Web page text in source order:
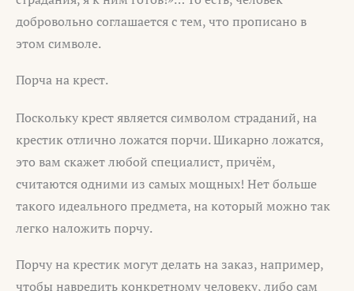
добровольно соглашается с тем, что прописано в
этом символе.
Порча на крест.
Поскольку крест является символом страданий, на
крестик отлично ложатся порчи. Шикарно ложатся,
это вам скажет любой специалист, причём,
считаются одними из самых мощных! Нет больше
такого идеального предмета, на который можно так
легко наложить порчу.
Порчу на крестик могут делать на заказ, например,
чтобы навредить конкретному человеку, либо сам